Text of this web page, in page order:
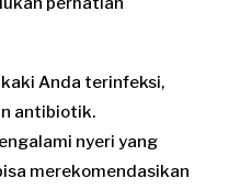
kaki Anda terinfeksi,
antibiotik.
nyeri yang
merekomendasikan